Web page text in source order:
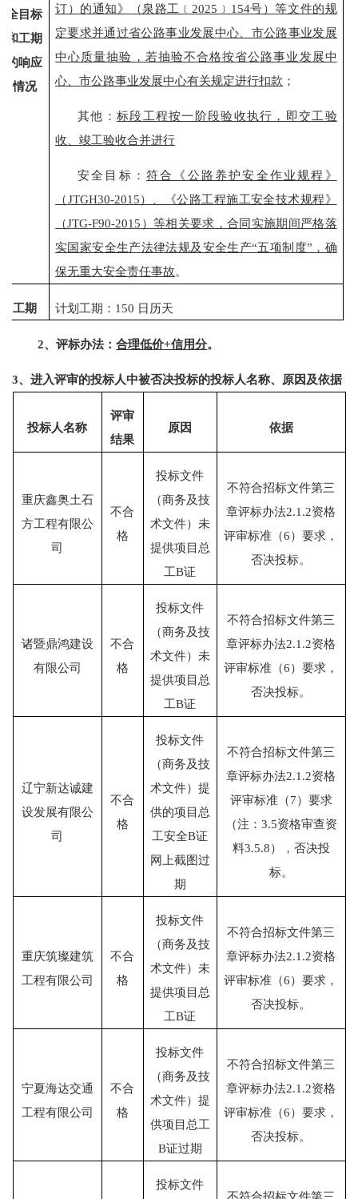
全目标
和工期
的响应
情况
订）的通知》（泉路工﹝2025﹞154号）等文件的规
定要求并通过省公路事业发展中心、市公路事业发展
中心质量抽验，若抽验不合格按省公路事业发展中
心、市公路事业发展中心有关规定进行扣款 ；
其他： 标段工程按一阶段验收执行，即交工验
收、竣工验收合并进行
安全目标 ：符合《公路养护安全作业规程》
（JTGH30-2015）、《公路工程施工安全技术规程》
（JTG-F90-2015）等相关要求，合同实施期间严格落
实国家安全生产法律法规及安全生产“五项制度”，确
保无重大安全责任事故。
工期 计划工期： 150 日历天
2、评标办法：合理低价+信用分。
3、进入评审的投标人中被否决投标的投标人名称、原因及依据
投标人名称
评审
结果
原因 依据
重庆鑫奥土石
方工程有限公
司
不合
格
投标文件
（商务及技
术文件）未
提供项目总
工B证
不符合招标文件第三
章评标办法2.1.2资格
评审标准（6）要求，
否决投标。
诸暨鼎鸿建设
有限公司
不合
格
投标文件
（商务及技
术文件）未
提供项目总
工B证
不符合招标文件第三
章评标办法2.1.2资格
评审标准（6）要求，
否决投标。
辽宁新达诚建
设发展有限公
司
不合
格
投标文件
（商务及技
术文件）提
供的项目总
工安全B证
网上截图过
期
不符合招标文件第三
章评标办法2.1.2资格
评审标准（7）要求
（注：3.5资格审查资
料3.5.8），否决投
标。
重庆筑璨建筑
工程有限公司
不合
格
投标文件
（商务及技
术文件）未
提供项目总
工B证
不符合招标文件第三
章评标办法2.1.2资格
评审标准（6）要求，
否决投标。
宁夏海达交通
工程有限公司
不合
格
投标文件
（商务及技
术文件）提
供项目总工
B证过期
不符合招标文件第三
章评标办法2.1.2资格
评审标准（6）要求，
否决投标。
投标文件